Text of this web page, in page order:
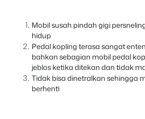
Mobil susah pindah gigi
hidup
Pedal kopling terasa sangat
bahkan sebagian mobil pedal
jeblos ketika ditekan dan tidak
Tidak bisa dinetralkan sehingga
berhenti